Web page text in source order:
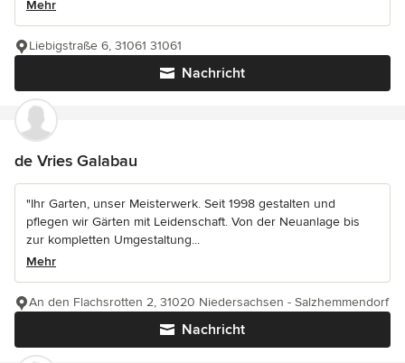
Mehr
Nachricht
Liebigstraße 6, 31061 31061
de Vries Galabau
"Ihr Garten, unser Meisterwerk. Seit 1998 gestalten und
pflegen wir Gärten mit Leidenschaft. Von der Neuanlage bis
zur kompletten Umgestaltung...
Mehr
Nachricht
An den Flachsrotten 2, 31020 Niedersachsen - Salzhemmendorf